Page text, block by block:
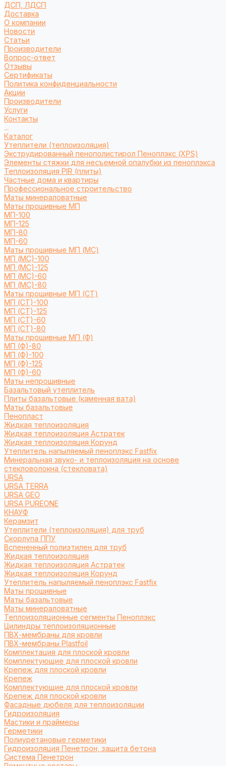
ДСП, ЛДСП
Доставка
О компании
Новости
Статьи
Производители
Вопрос-ответ
Отзывы
Сертификаты
Политика конфиденциальности
Акции
Производители
Услуги
Контакты
...
Каталог
Утеплители (теплоизоляция)
Экструдированный пенополистирол Пеноплэкс (XPS)
Элементы стяжки для несъемной опалубки из пеноплэкса
Теплоизоляция PIR (плиты)
Частные дома и квартиры
Профессиональное строительство
Маты минераловатные
Маты прошивные МП
МП-100
МП-125
МП-80
МП-60
Маты прошивные МП (МС)
МП (МС)-100
МП (МС)-125
МП (МС)-60
МП (МС)-80
Маты прошивные МП (СТ)
МП (СТ)-100
МП (СТ)-125
МП (СТ)-60
МП (СТ)-80
Маты прошивные МП (Ф)
МП (Ф)-80
МП (Ф)-100
МП (Ф)-125
МП (Ф)-60
Маты непрошивные
Базальтовый утеплитель
Плиты базальтовые (каменная вата)
Маты базальтовые
Пенопласт
Жидкая теплоизоляция
Жидкая теплоизоляция Астратек
Жидкая теплоизоляция Корунд
Утеплитель напыляемый пеноплэкс Fastfix
Минеральная звуко- и теплоизоляция на основе
стекловолокна (стекловата)
URSA
URSA TERRA
URSA GEO
URSA PUREONE
КНАУФ
Керамзит
Утеплители (теплоизоляция) для труб
Cкорлупа ППУ
Вспененный полиэтилен для труб
Жидкая теплоизоляция
Жидкая теплоизоляция Астратек
Жидкая теплоизоляция Корунд
Утеплитель напыляемый пеноплэкс Fastfix
Маты прошивные
Маты базальтовые
Маты минераловатные
Теплоизоляционные сегменты Пеноплэкс
Цилиндры теплоизоляционные
ПВХ-мембраны для кровли
ПВХ-мембраны Plastfoil
Комплектация для плоской кровли
Комплектующие для плоской кровли
Крепеж для плоской кровли
Крепеж
Комплектующие для плоской кровли
Крепеж для плоской кровли
Фасадные дюбеля для теплоизоляции
Гидроизоляция
Мастики и праймеры
Герметики
Полиуретановые герметики
Гидроизоляция Пенетрон, защита бетона
Система Пенетрон